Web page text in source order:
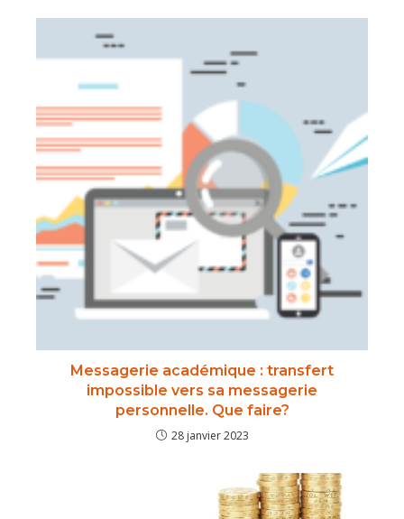
Messagerie académique : transfert
impossible vers sa messagerie
personnelle. Que faire?
28 janvier 2023